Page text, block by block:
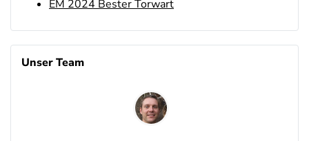
EM 2024 Bester Torwart
Unser Team